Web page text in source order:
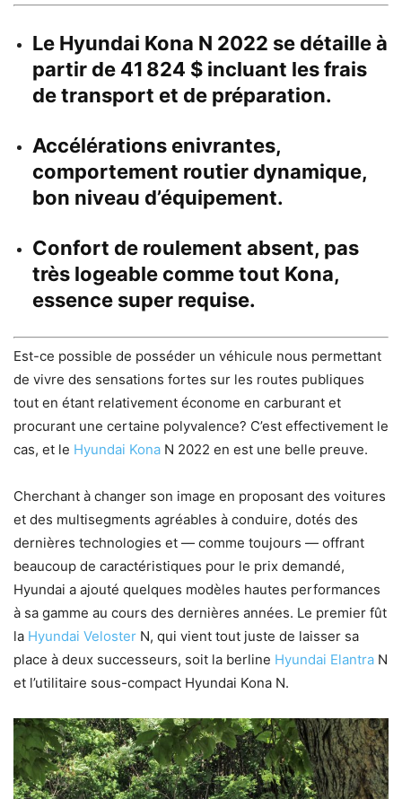
Le Hyundai Kona N 2022 se détaille à
partir de 41 824 $ incluant les frais
de transport et de préparation.
Accélérations enivrantes,
comportement routier dynamique,
bon niveau d’équipement.
Confort de roulement absent, pas
très logeable comme tout Kona,
essence super requise.
Est-ce possible de posséder un véhicule nous permettant
de vivre des sensations fortes sur les routes publiques
tout en étant relativement économe en carburant et
procurant une certaine polyvalence? C’est effectivement le
cas, et le Hyundai Kona N 2022 en est une belle preuve.
Cherchant à changer son image en proposant des voitures
et des multisegments agréables à conduire, dotés des
dernières technologies et — comme toujours — offrant
beaucoup de caractéristiques pour le prix demandé,
Hyundai a ajouté quelques modèles hautes performances
à sa gamme au cours des dernières années. Le premier fût
la Hyundai Veloster N, qui vient tout juste de laisser sa
place à deux successeurs, soit la berline Hyundai Elantra N
et l’utilitaire sous-compact Hyundai Kona N.